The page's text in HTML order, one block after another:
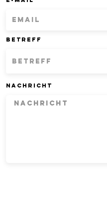
Betreff
Nachricht